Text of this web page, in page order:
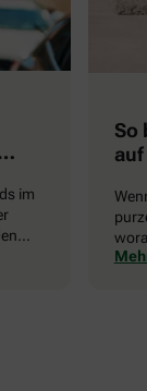
im
So
die